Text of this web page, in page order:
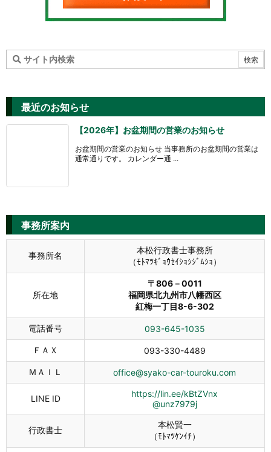
最近のお知らせ
【2026年】お盆期間の営業のお知らせ
お盆期間の営業のお知らせ 当事務所のお盆期間の営業は
通常通りです。 カレンダー通 ...
事務所案内
事務所名
本松行政書士事務所
（ﾓﾄﾏﾂｷﾞｮｳｾｲｼｮｼｼﾞﾑｼｮ）
所在地
〒806－0011
福岡県北九州市八幡西区
紅梅一丁目8-6-302
電話番号 093-645-1035
ＦＡＸ 093-330-4489
ＭＡＩＬ office@syako-car-touroku.com
LINE ID
https://lin.ee/kBtZVnx
@unz7979j
行政書士
本松賢一
（ﾓﾄﾏﾂｹﾝｲﾁ）